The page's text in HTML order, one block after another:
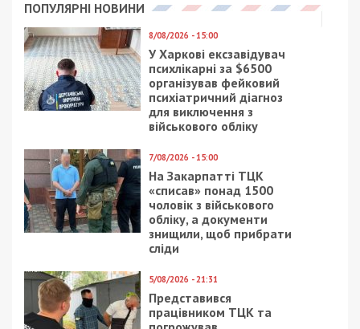
Товариства Червоного Хреста – 15 осіб;
Близько 110 волонтерів (у тому числі з них 11
кінологів та 7 пошукових собак пошуково-
рятувального кінологічного загону “Антарес” м.
Павлоград).
Додатково з інших областей залучено:
МОГ апарату ДСНС (7 осіб);
4 кінологічні розрахунки Міжрегіонального
центру швидкого реагування ДСНС (м. Ромни);
20 рятувальників та 4 од. техніки Мобільного
рятувального центру ДСНС (м. Київ).
За розпорядженням міського голови Дніпра
Бориса Філатова всі комунальні служби
працюють в посиленому режимі.
Facebook
Telegram
Twitter
WhatsApp
ViberEmail
Категории:Суспільство